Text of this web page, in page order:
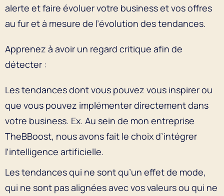
alerte et faire évoluer votre business et vos offres
au fur et à mesure de l’évolution des tendances.
Apprenez à avoir un regard critique afin de
détecter :
Les tendances dont vous pouvez vous inspirer ou
que vous pouvez implémenter directement dans
votre business. Ex. Au sein de mon entreprise
TheBBoost, nous avons fait le choix d’intégrer
l’intelligence artificielle.
Les tendances qui ne sont qu’un effet de mode,
qui ne sont pas alignées avec vos valeurs ou qui ne